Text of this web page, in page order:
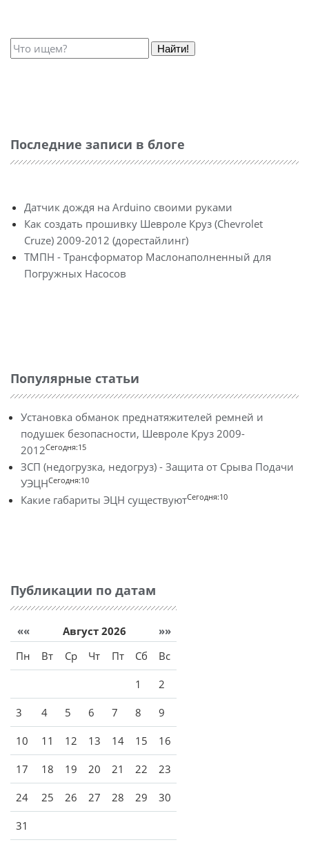
Найти!
Последние записи в блоге
Датчик дождя на Arduino своими руками
Как создать прошивку Шевроле Круз (Chevrolet
Cruze) 2009-2012 (дорестайлинг)
ТМПН - Трансформатор Маслонаполненный для
Погружных Насосов
Популярные статьи
Установка обманок преднатяжителей ремней и
подушек безопасности, Шевроле Круз 2009-
2012Сегодня:15
ЗСП (недогрузка, недогруз) - Защита от Срыва Подачи
УЭЦНСегодня:10
Какие габариты ЭЦН существуютСегодня:10
Публикации по датам
«« Август 2026
»»
Пн
Вт Ср Чт Пт Сб Вс
1 2
3 4 5 6 7 8 9
10 11 12 13 14 15 16
17 18 19 20 21 22 23
24 25 26 27 28 29 30
31